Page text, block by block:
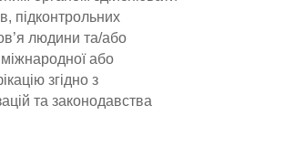
підконтрольних
людини та/або
або
згідно з
та законодавства